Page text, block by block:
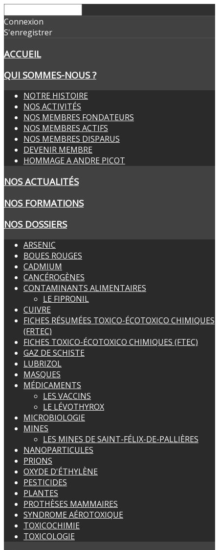
Connexion
S'enregistrer
ACCUEIL
QUI SOMMES-NOUS ?
NOTRE HISTOIRE
NOS ACTIVITÉS
NOS MEMBRES FONDATEURS
NOS MEMBRES ACTIFS
NOS MEMBRES DISPARUS
DEVENIR MEMBRE
HOMMAGE A ANDRE PICOT
NOS ACTUALITÉS
NOS FORMATIONS
NOS DOSSIERS
ARSENIC
BOUES ROUGES
CADMIUM
CANCÉROGÈNES
CONTAMINANTS ALIMENTAIRES
LE FIPRONIL
CUIVRE
FICHES RÉSUMÉES TOXICO-ÉCOTOXICO CHIMIQUES
(FRTEC)
FICHES TOXICO-ÉCOTOXICO CHIMIQUES (FTEC)
GAZ DE SCHISTE
LUBRIZOL
MASQUES
MÉDICAMENTS
LES VACCINS
LE LÉVOTHYROX
MICROBIOLOGIE
MINES
LES MINES DE SAINT-FÉLIX-DE-PALLIÈRES
NANOPARTICULES
PRIONS
OXYDE D'ÉTHYLÈNE
PESTICIDES
PLANTES
PROTHÈSES MAMMAIRES
SYNDROME AÉROTOXIQUE
TOXICOCHIMIE
TOXICOLOGIE